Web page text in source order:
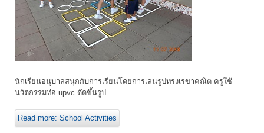
นักเรียนอนุบาลสนุกกับการเรียนโดยการเล่นรูปทรงเรขาคณิต ครูใช้
นวัตกรรมท่อ upvc ดัดขึ้นรูป
Read more: School Activities